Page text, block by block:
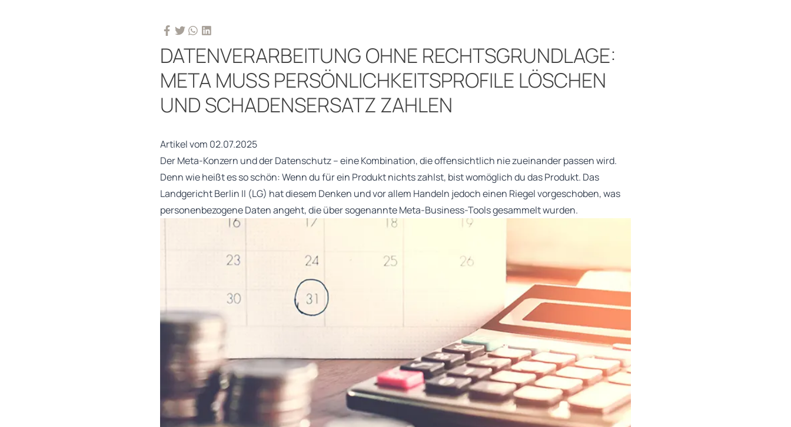
DATENVERARBEITUNG OHNE RECHTSGRUNDLAGE:
META MUSS PERSÖNLICHKEITSPROFILE LÖSCHEN
UND SCHADENSERSATZ ZAHLEN
Artikel vom 02.07.2025
Der Meta-Konzern und der Datenschutz – eine Kombination, die offensichtlich nie zueinander passen wird.
Denn wie heißt es so schön: Wenn du für ein Produkt nichts zahlst, bist womöglich du das Produkt. Das
Landgericht Berlin II (LG) hat diesem Denken und vor allem Handeln jedoch einen Riegel vorgeschoben, was
personenbezogene Daten angeht, die über sogenannte Meta-Business-Tools gesammelt wurden.